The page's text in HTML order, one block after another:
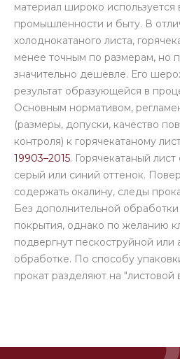
материал широко используется
промышленности и быту. В
холоднокатаного листа,
менее точным по размерам, но
значительно дешевле. Его
результат образующейся в
Основным нормативом,
(размеры, допуски, качество
контроля) к горячекатаному
19903–2015. Горячекатаный
серый или синий оттенок.
содержать окалину, следы
Без дополнительной
покрытия, однако по желанию
подвергнут пескоструйной или
обработке. По способу
прокат разделяют на "листовой